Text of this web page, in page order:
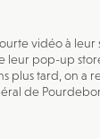
vidéo à leur
leur pop-up
plus tard, on a
de